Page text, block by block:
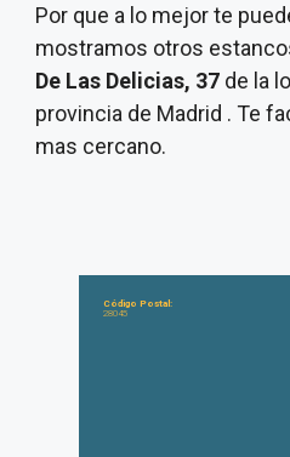
Por que a lo mejor te
mostramos otros
De Las Delicias, 37 de la
provincia de Madrid . Te
mas cercano.
Código Postal:
28045